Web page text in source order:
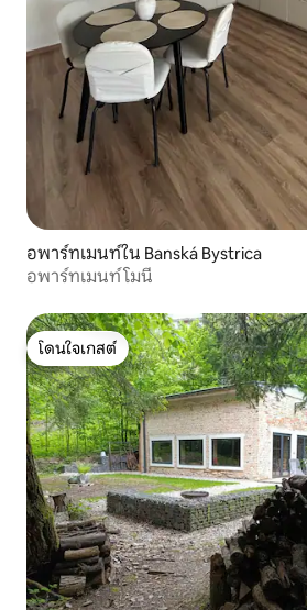
อพาร์ทเมนท์ใน Banská Bystrica
อพาร์ทเมนท์ โมนี
โดนใจเกสต์
โดนใจเกสต์